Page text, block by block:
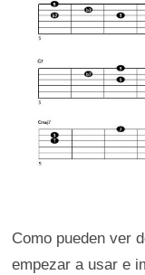
Como pueden ver
empezar a usar e